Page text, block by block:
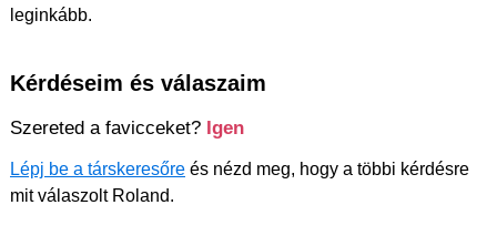
leginkább.
Kérdéseim és válaszaim
Szereted a favicceket? Igen
Lépj be a társkeresőre és nézd meg, hogy a többi kérdésre
mit válaszolt Roland.